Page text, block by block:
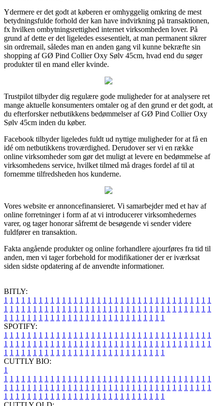
Ydermere er det godt at køberen er omhyggelig omkring de mest
betydningsfulde forhold der kan have indvirkning på transaktionen,
fx hvilken ombytningsrettighed internet virksomheden lover. På
grund af dette er det ligeledes essesentielt, at man permanent sikrer
sin ordremail, således man en anden gang vil kunne bekræfte sin
shopping af GØ Pind Collier Oxy Sølv 45cm, hvad end du søger
produkter til en mand eller kvinde.
Trustpilot tilbyder dig regulære gode muligheder for at analysere ret
mange aktuelle konsumenters omtaler og af den grund er det godt, at
du efterforsker netbutikkens bedømmelser af GØ Pind Collier Oxy
Sølv 45cm inden du køber.
Facebook tilbyder ligeledes fuldt ud nyttige muligheder for at få en
idé om netbutikkens troværdighed. Derudover ser vi en række
online virksomheder som gør det muligt at levere en bedømmelse af
virksomhedens service, hvilket tilmed må drages fordel af til at
fornemme tilfredsheden hos kunderne.
Vores website er annoncefinansieret. Vi samarbejder med et hav af
online forretninger i form af at vi introducerer virksomhedernes
varer, og tager honorar såfremt de besøgende vi sender videre
fuldfører en transaktion.
Fakta angående produkter og online forhandlere ajourføres fra tid til
anden, men vi tager forbehold for modifikationer der er iværksat
siden sidste opdatering af de anvendte informationer.
BITLY:
1 1 1 1 1 1 1 1 1 1 1 1 1 1 1 1 1 1 1 1 1 1 1 1 1 1 1 1 1 1 1 1 1 1 1 1
1 1 1 1 1 1 1 1 1 1 1 1 1 1 1 1 1 1 1 1 1 1 1 1 1 1 1 1 1 1 1 1 1 1 1 1
1 1 1 1 1 1 1 1 1 1 1 1 1 1 1 1 1 1 1 1 1 1 1 1 1 1 1 1
SPOTIFY:
1 1 1 1 1 1 1 1 1 1 1 1 1 1 1 1 1 1 1 1 1 1 1 1 1 1 1 1 1 1 1 1 1 1 1 1
1 1 1 1 1 1 1 1 1 1 1 1 1 1 1 1 1 1 1 1 1 1 1 1 1 1 1 1 1 1 1 1 1 1 1 1
1 1 1 1 1 1 1 1 1 1 1 1 1 1 1 1 1 1 1 1 1 1 1 1 1 1 1 1
CUTTLY BIO:
1
1 1 1 1 1 1 1 1 1 1 1 1 1 1 1 1 1 1 1 1 1 1 1 1 1 1 1 1 1 1 1 1 1 1 1 1
1 1 1 1 1 1 1 1 1 1 1 1 1 1 1 1 1 1 1 1 1 1 1 1 1 1 1 1 1 1 1 1 1 1 1 1
1 1 1 1 1 1 1 1 1 1 1 1 1 1 1 1 1 1 1 1 1 1 1 1 1 1 1 1